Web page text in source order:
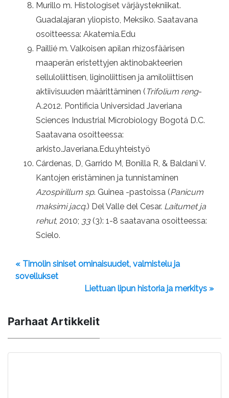
Murillo m. Histologiset värjäystekniikat.
Guadalajaran yliopisto, Meksiko. Saatavana
osoitteessa: Akatemia.Edu
Paillié m. Valkoisen apilan rhizosfäärisen
maaperän eristettyjen aktinobakteerien
selluloliittisen, liginoliittisen ja amiloliittisen
aktiivisuuden määrittäminen ( Trifolium reng-
A.2012. Pontificia Universidad Javeriana
Sciences Industrial Microbiology Bogotá D.C.
Saatavana osoitteessa:
arkisto.Javeriana.Edu.yhteistyö
Cárdenas, D, Garrido M, Bonilla R, & Baldani V.
Kantojen eristäminen ja tunnistaminen
Azospirillum sp. Guinea -pastoissa (Panicum
maksimi jacq.) Del Valle del Cesar. Laitumet ja
rehut, 2010; 33 (3): 1-8 saatavana osoitteessa:
Scielo.
« Timolin siniset ominaisuudet, valmistelu ja
sovellukset
Liettuan lipun historia ja merkitys »
Parhaat Artikkelit